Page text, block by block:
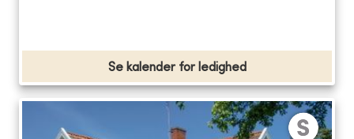
Se kalender for ledighed